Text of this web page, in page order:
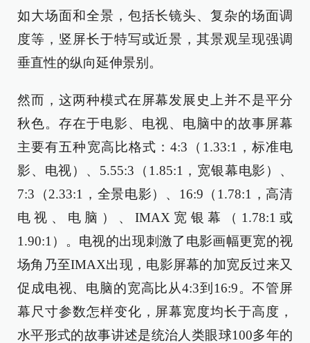
如大场面和全景，包括长镜头、复杂的场面调
度等，竖屏长于特写或近景，其景观呈现强调
垂直性的纵向延伸景别。
然而，这两种模式在屏幕发展史上并不是平分
秋色。存在于电影、电视、电脑中的故事屏幕
主要有五种宽高比格式：4:3（1.33:1，标准电
影、电视）、5.55:3（1.85:1，宽银幕电影）、
7:3（2.33:1，全景电影）、16:9（1.78:1，高清
电视、电脑）、IMAX宽银幕（1.78:1或
1.90:1）。电视的出现刺激了电影画幅更宽的视
场角乃至IMAX出现，电影屏幕的加宽反过来又
促成电视、电脑的宽高比从4:3到16:9。不管屏
幕尺寸参数怎样变化，屏幕宽度均长于高度，
水平形式的故事讲述是统治人类眼球100多年的